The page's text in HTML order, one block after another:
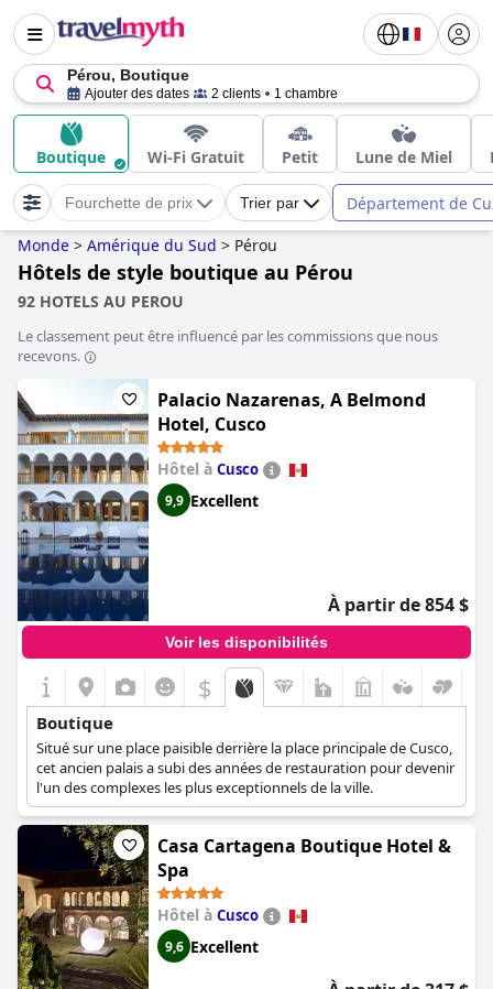
Pérou, Boutique
Ajouter des dates 2 clients 1 chambre
Boutique Wi-Fi Gratuit Petit Lune de Miel
Fourchette de prix Trier par Département de
Monde > Amérique du Sud > Pérou
Hôtels de style boutique au Pérou
92 HOTELS AU PEROU
Le classement peut être influencé par les commissions que nous
recevons.
Palacio Nazarenas, A Belmond
Hotel, Cusco
Hôtel à Cusco
9,9 Excellent
À partir de 854 $
Voir les disponibilités
$
Boutique
Situé sur une place paisible derrière la place principale de Cusco,
cet ancien palais a subi des années de restauration pour devenir
l'un des complexes les plus exceptionnels de la ville.
Casa Cartagena Boutique Hotel &
Spa
Hôtel à Cusco
9,6 Excellent